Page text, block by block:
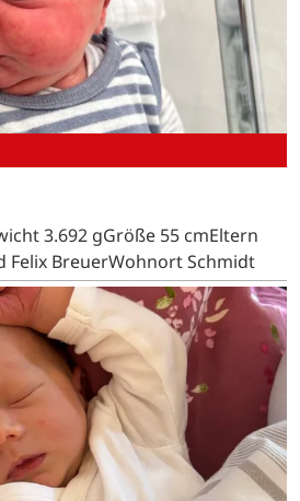
3.692 gGröße 55 cmEltern
Felix BreuerWohnort Schmidt